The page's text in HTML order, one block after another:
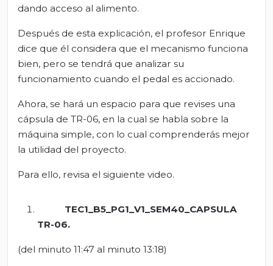
dando acceso al alimento.
Después de esta explicación, el profesor Enrique
dice que él considera que el mecanismo funciona
bien, pero se tendrá que analizar su
funcionamiento cuando el pedal es accionado.
Ahora, se hará un espacio para que revises una
cápsula de TR-06, en la cual se habla sobre la
máquina simple, con lo cual comprenderás mejor
la utilidad del proyecto.
Para ello, revisa el siguiente video.
TEC1_B5_PG1_V1_SEM40_CAPSULA
TR-06.
(del minuto 11:47 al minuto 13:18)